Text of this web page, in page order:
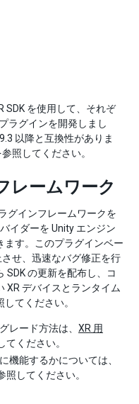
SDK を使用して、それぞ
ラグインを開発しまし
以降と互換性がありま
照してください。
レームワーク
グインフレームワークを
イダーを Unity エンジン
ます。このプラグインベー
せ、迅速なバグ修正を行
SDK の更新を配布し、コ
XR デバイスとランタイム
てください。
レード方法は、 XR 用
てください。
機能するかについては、
照してください。